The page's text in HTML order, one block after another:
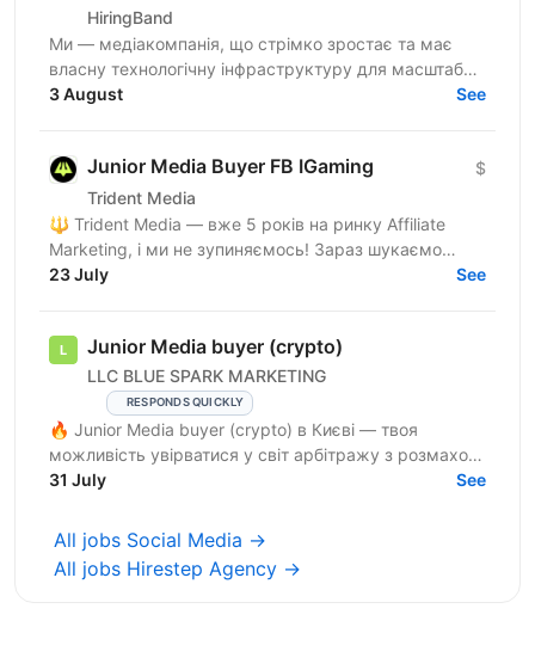
HiringBand
Ми — медіакомпанія, що стрімко зростає та має
власну технологічну інфраструктуру для масштабної
роботи із соціальними мережами. Щомісяця ми
3 August See
Junior Media Buyer FB IGaming
Trident Media
$
🔱 Trident Media — вже 5 років на ринку Affiliate
Marketing, і ми не зупиняємось! Зараз шукаємо
Assistant Media Buyer-а (Facebook) у нашу команду.
23 July See
Junior Media buyer (crypto)
LLC BLUE SPARK MARKETING
RESPONDS QUICKLY
🔥 Junior Media buyer (crypto) в Києві — твоя
можливість увірватися у світ арбітражу з розмахом!
🔥 Що в нас є? 📍 Офіс у Києві — стильний і
31 July See
All jobs Social Media →
All jobs Hirestep Agency →